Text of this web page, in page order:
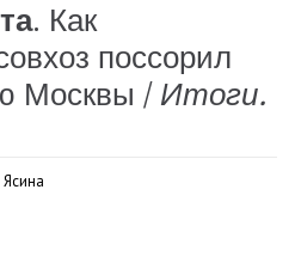
. Как
поссорил
Москвы / Итоги.